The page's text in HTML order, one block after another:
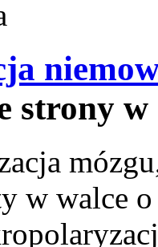
strony
w walce